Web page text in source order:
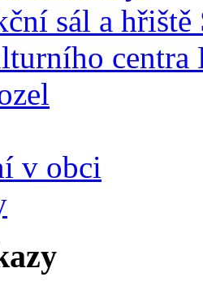
sál a hřiště
centra
v obci